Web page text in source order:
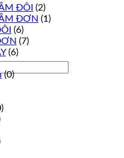
ĐÔI (2)
ĐƠN (1)
(6)
(7)
(6)
(0)